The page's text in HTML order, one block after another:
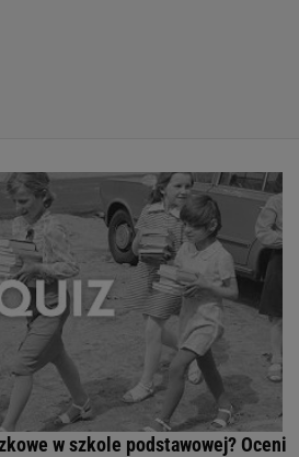
w szkole podstawowej? Oceni